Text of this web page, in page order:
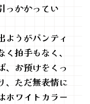
っかかってい
うがパンティ
拍手もなく、
、お預けをくっ
、ただ無表情に
ホワイトカラー